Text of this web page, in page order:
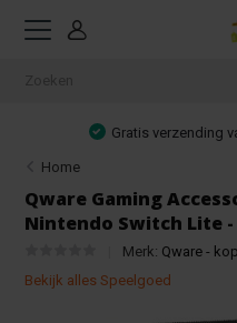
Gratis verzending
Home
Qware Gaming
Nintendo Switch Lite -
Merk: Qware -
Bekijk alles Speelgoed